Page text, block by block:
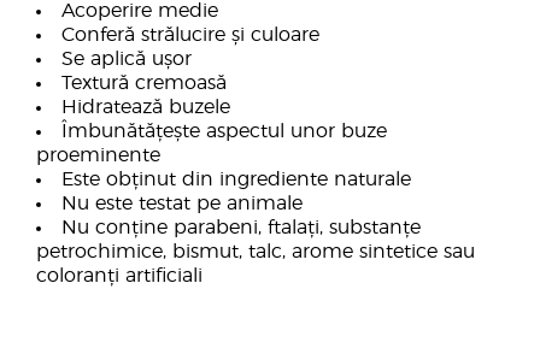
Acoperire medie
Conferă strălucire și culoare
Se aplică ușor
Textură cremoasă
Hidratează buzele
Îmbunătățește aspectul unor buze
proeminente
Este obținut din ingrediente naturale
Nu este testat pe animale
Nu conține parabeni, ftalați, substanțe
petrochimice, bismut, talc, arome sintetice sau
coloranți artificiali